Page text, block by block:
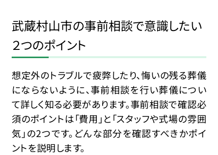
武蔵村山市の事前相談で意識したい
２つのポイント
想定外のトラブルで疲弊したり、悔いの残る葬儀
にならないように、事前相談を行い葬儀につい
て詳しく知る必要があります。事前相談で確認必
須のポイントは「費用」と「スタッフや式場の雰囲
気」の2つです。どんな部分を確認すべきかポイ
ントを説明します。